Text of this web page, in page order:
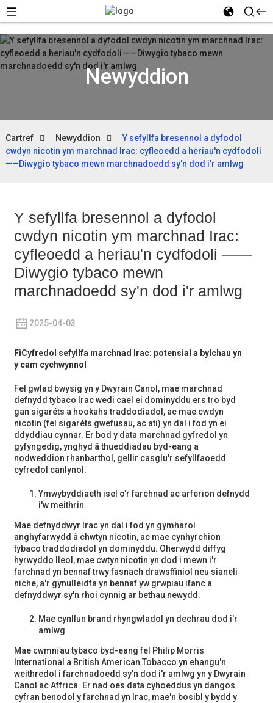
Newyddion
Cartref Newyddion
Y sefyllfa bresennol a dyfodol
cwdyn nicotin ym marchnad Irac: cyfleoedd a heriau'n cydfodoli
——Diwygio tybaco mewn marchnadoedd sy'n dod i'r amlwg
Y sefyllfa bresennol a dyfodol
cwdyn nicotin ym marchnad Irac:
cyfleoedd a heriau'n cydfodoli ——
Diwygio tybaco mewn
marchnadoedd sy'n dod i'r amlwg
2025-04-03
FiCyfredol sefyllfa marchnad Irac: potensial a bylchau yn
y cam cychwynnol
Fel gwlad bwysig yn y Dwyrain Canol, mae marchnad
defnydd tybaco Irac wedi cael ei dominyddu ers tro byd
gan sigaréts a hookahs traddodiadol, ac mae cwdyn
nicotin (fel sigaréts gwefusau, ac ati) yn dal i fod yn ei
ddyddiau cynnar. Er bod y data marchnad gyfredol yn
gyfyngedig, ynghyd â thueddiadau byd-eang a
nodweddion rhanbarthol, gellir casglu'r sefyllfaoedd
cyfredol canlynol:
Ymwybyddiaeth isel o'r farchnad ac arferion defnydd
i'w meithrin
Mae defnyddwyr Irac yn dal i fod yn gymharol
anghyfarwydd â chwtyn nicotin, ac mae cynhyrchion
tybaco traddodiadol yn dominyddu. Oherwydd diffyg
hyrwyddo lleol, mae cwtyn nicotin yn dod i mewn i'r
farchnad yn bennaf trwy fasnach drawsffiniol neu sianeli
niche, a'r gynulleidfa yn bennaf yw grwpiau ifanc a
defnyddwyr sy'n rhoi cynnig ar bethau newydd.
Mae cynllun brand rhyngwladol yn dechrau dod i'r
amlwg
Mae cwmnïau tybaco byd-eang fel Philip Morris
International a British American Tobacco yn ehangu'n
weithredol i farchnadoedd sy'n dod i'r amlwg yn y Dwyrain
Canol ac Affrica. Er nad oes data cyhoeddus yn dangos
cyfran benodol y farchnad yn Irac, mae'n bosibl y bydd y